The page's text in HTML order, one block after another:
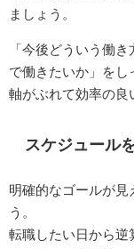
ましょう。
「今後どういう働
で働きたいか」を
軸がぶれて効率の良
スケジュール
明確的なゴールが見
う。
転職したい日から逆